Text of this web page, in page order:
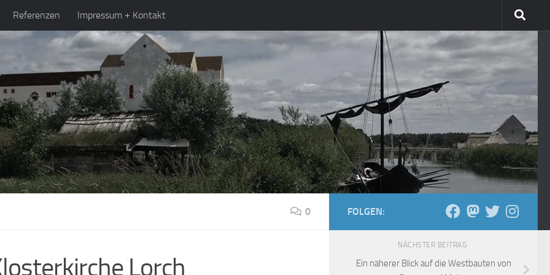
Referenzen Impressum + Kontakt
0
Lorch
FOLGEN:
NÄCHSTER BEITRAG
Ein näherer Blick auf die Westbauten von